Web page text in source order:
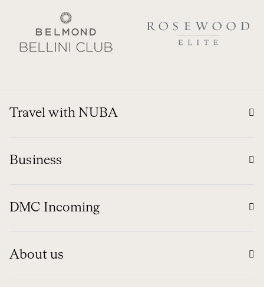
Travel with NUBA
Business
DMC Incoming
About us